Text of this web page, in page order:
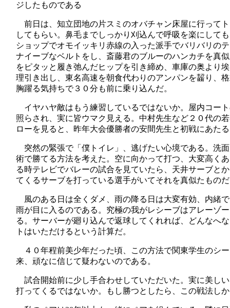
ジしたものである
前日は、知立団地の片スミのオバチャン床屋に行って
してもらい。鼻毛までしっかり刈込んで呼吸を楽にして
ショップでオモイッキリ赤線の入った派手でバリバリの
ナイーブなベルトをし、斎藤君のブルーのハンカチを真
をピタッと履き弛んだヒップを引き締め、車庫の奥より
理引き出し、東名高速を朝食代わりのアンパンを齧り、
胸躍る気持ちで３０分も前に乗り込んだ。
イヤハヤ敵はもう練習しているではないか。屋内コー
照らされ、実に皆ウマク見える。中村先生など２０代の
ローを見ると、昨年大会優勝者の安間先生と初戦にあた
突然の緊張で「僕トイレ」、逃げたい心境である。洗
術で勝てる方法を考えた。空に向かって打つ、大変高く
る時テレビでバレーの試合を見ていたら、天井サーブと
てくるサーブを打っている選手がいてそれを真似たもの
風のある日は全くダメ、雨の降る日は大変有効、内緒
雨が目に入るのである。究極の我がレシーブはアレーゾ
る。サーバーが廻り込んで返球してくれれば、どんなへ
トはいただけるという計算だ。
４０年程前美少年だった頃、この方法で関東学生のシ
来、頑なに信じて疑わないのである。
試合開始前に少し手合わせしていただいた。実に美し
打ってくるではないか。もし勝つとしたら、この戦法し